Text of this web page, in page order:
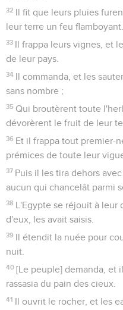
32 Il fit que leurs pluies
leur terre un feu flamboyant.
33 Il frappa leurs vignes, et
de leur pays.
34 Il commanda, et les
sans nombre ;
35 Qui broutèrent toute
dévorèrent le fruit de leur
36 Et il frappa tout premier-
prémices de toute leur
37 Puis il les tira dehors
aucun qui chancelât parmi
38 L'Egypte se réjouit à leur
d'eux, les avait saisis.
39 Il étendit la nuée pour
nuit.
40 [Le peuple] demanda, et
rassasia du pain des cieux.
41 Il ouvrit le rocher, et les